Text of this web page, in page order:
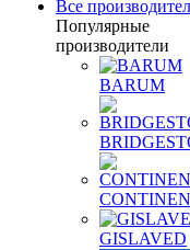
Все
Популярные
производители
BARUM
GISLAVED